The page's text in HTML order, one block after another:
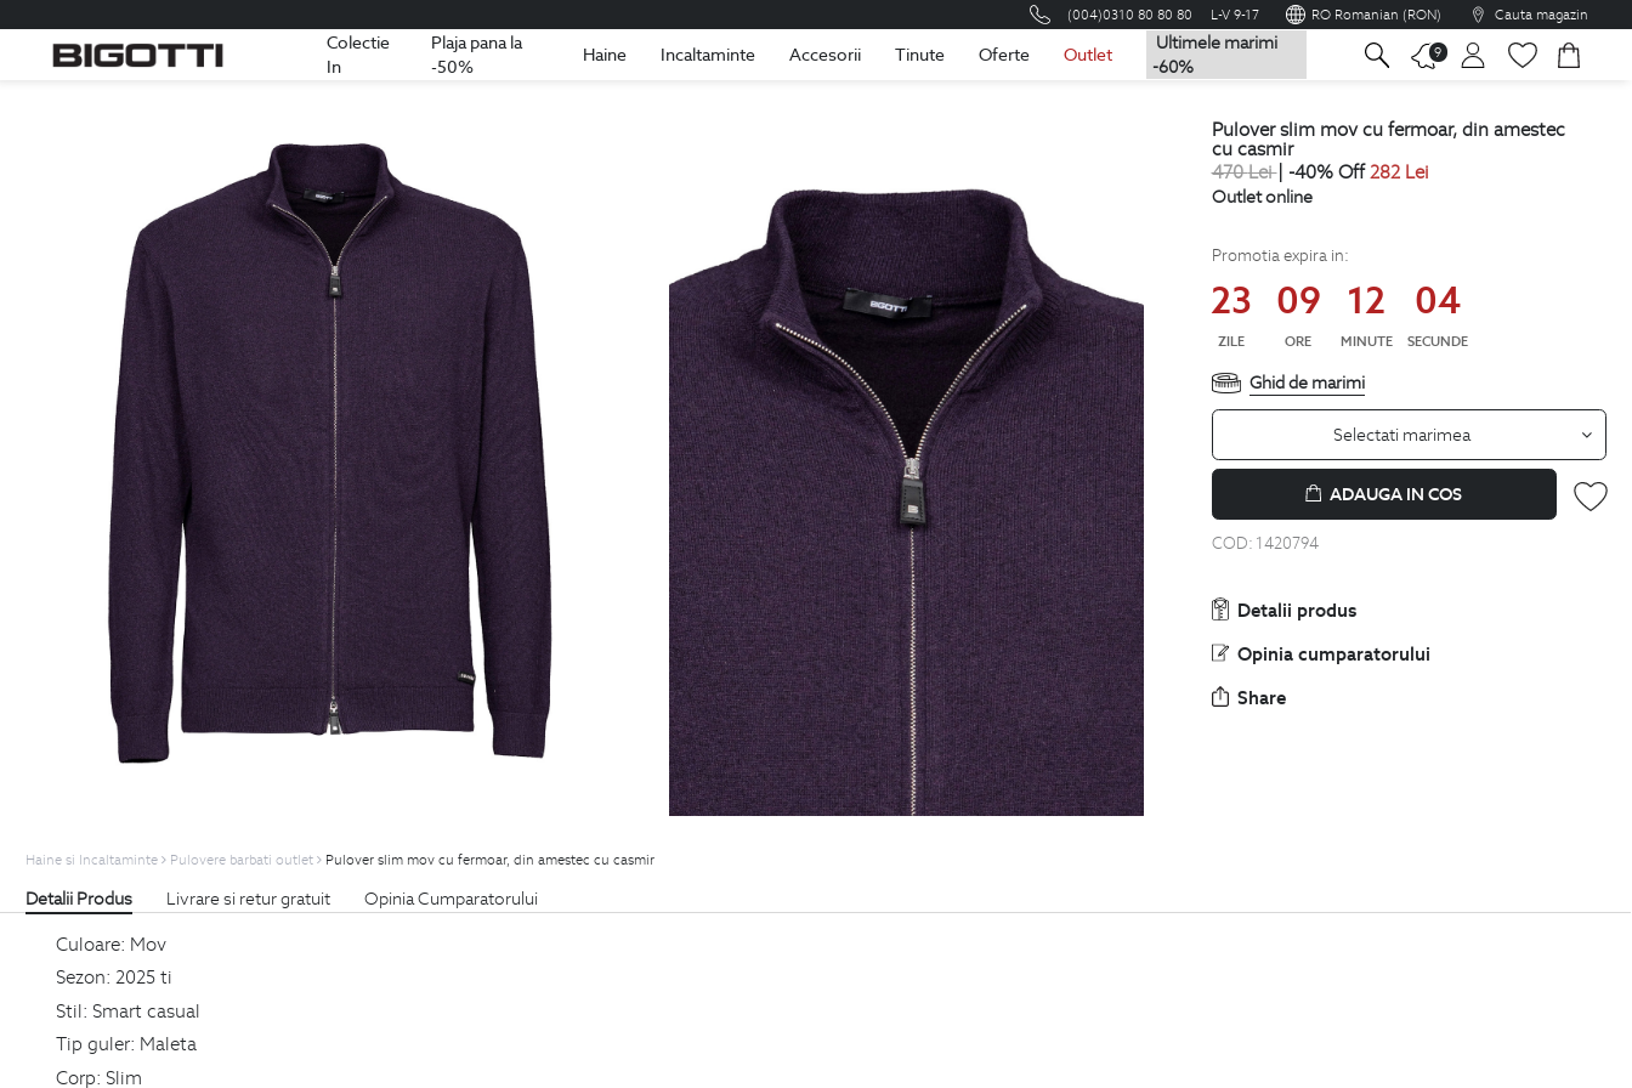
(004)0310 80 80 80 L-V 9-17 RO Romanian (RON) Cauta magazin
Colectie
In
Plaja pana la
-50%
Haine Incaltaminte Accesorii Tinute Oferte Outlet
Ultimele marimi
-60%
9
Romania Romana
pulover slim mov cu fermoar, din amestec
cu casmir
470Lei| -40% Off 282 Lei
Outlet online
Promotia expira in:
23
ZILE
09
ORE
12
MINUTE
04
SECUNDE
Ghid de marimi
Selectati marimea
ADAUGA IN COS
COD: 1420794
Detalii produs
Opinia cumparatorului
Share
Haine si Incaltaminte Pulovere barbati outlet Pulover slim mov cu fermoar, din amestec cu casmir
Detalii Produs Livrare si retur gratuit Opinia Cumparatorului
Culoare: Mov
Sezon: 2025 ti
Stil: Smart casual
Tip guler: Maleta
Corp: Slim